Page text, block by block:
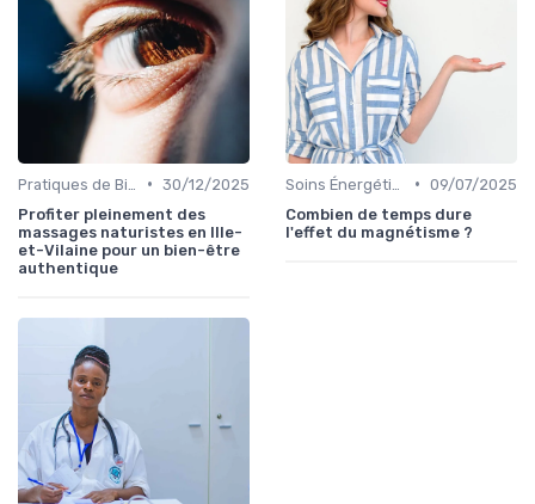
• 30/12/2025
Profiter pleinement des
massages naturistes en Ille-
et-Vilaine pour un bien-être
authentique
• 09/07/2025
Combien de temps dure
l'effet du magnétisme ?